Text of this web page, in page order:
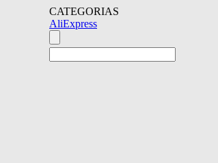
CATEGORIAS
AliExpress